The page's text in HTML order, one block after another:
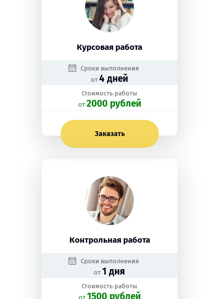
Курсовая работа
Сроки выполнения
от 4 дней
Стоимость работы
oт 2000 рублей
Заказать
Контрольная работа
Сроки выполнения
от 1 дня
Стоимость работы
oт 1500 рублей